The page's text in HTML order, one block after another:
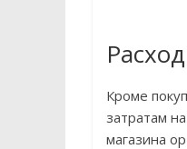
Кроме
затратам
магазина